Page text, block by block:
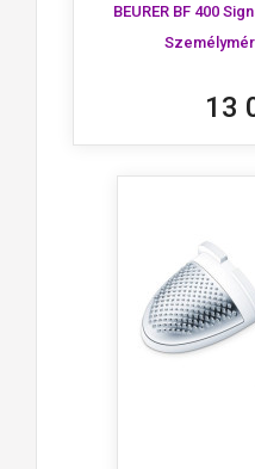
BEURER BF 400
13